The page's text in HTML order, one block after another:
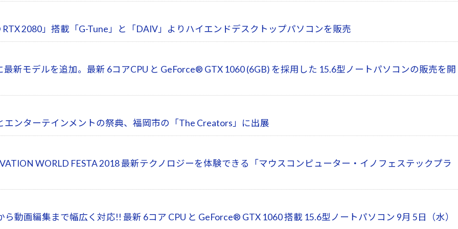
2080」搭載「G-Tune」と「DAIV」よりハイエンドデスクトップパソコンを販売
新モデルを追加。最新 6コアCPU と GeForce® GTX 1060 (6GB) を採用した 15.6型ノートパソコンの販売を開
ンターテインメントの祭典、福岡市の「The Creators」に出展
WORLD FESTA 2018 最新テクノロジーを体験できる「マウスコンピューター・イノフェステックプラ
動画編集まで幅広く対応!! 最新 6コア CPU と GeForce® GTX 1060 搭載 15.6型ノートパソコン 9月 5日（水）